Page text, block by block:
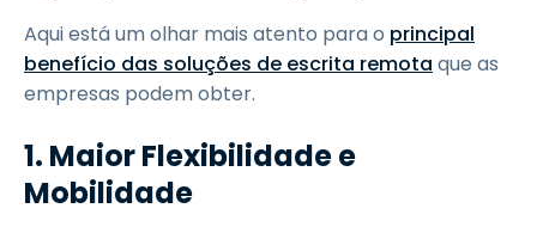
Aqui está um olhar mais atento para o principal
benefício das soluções de escrita remota que as
empresas podem obter.
1. Maior Flexibilidade e
Mobilidade